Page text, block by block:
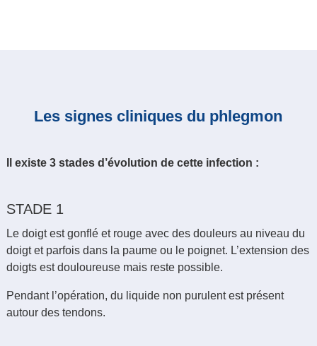
Les signes cliniques du phlegmon
Il existe 3 stades d’évolution de cette infection :
STADE 1
Le doigt est gonflé et rouge avec des douleurs au niveau du
doigt et parfois dans la paume ou le poignet. L’extension des
doigts est douloureuse mais reste possible.
Pendant l’opération, du liquide non purulent est présent
autour des tendons.